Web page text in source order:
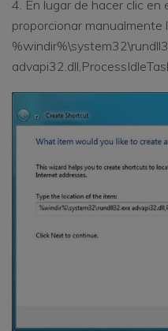
4. En lugar de hacer clic en
proporcionar manualmente